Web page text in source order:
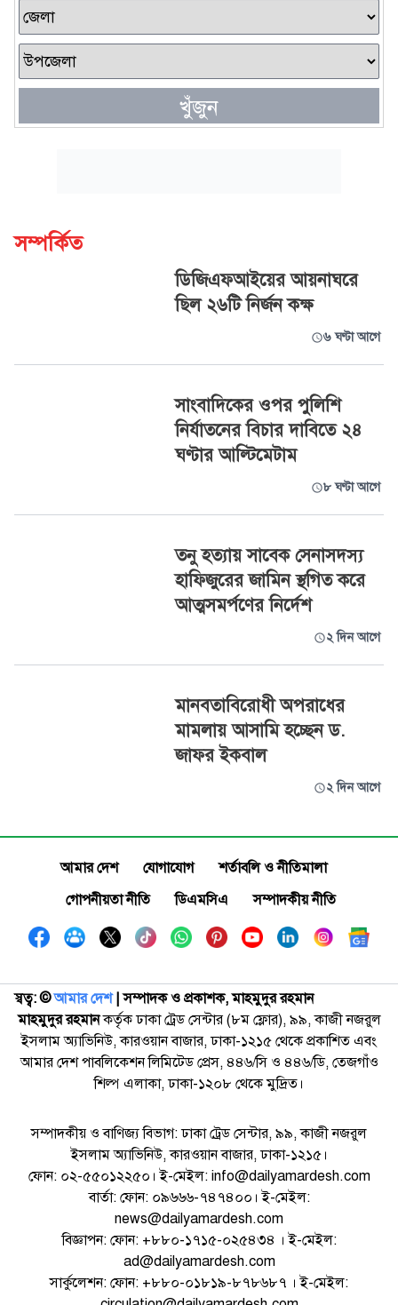
খুঁজুন
সম্পর্কিত
ডিজিএফআইয়ের আয়নাঘরে
ছিল ২৬টি নির্জন কক্ষ
৬ ঘণ্টা আগে
সাংবাদিকের ওপর পুলিশি
নির্যাতনের বিচার দাবিতে ২৪
ঘণ্টার আল্টিমেটাম
৮ ঘণ্টা আগে
তনু হত্যায় সাবেক সেনাসদস্য
হাফিজুরের জামিন স্থগিত করে
আত্মসমর্পণের নির্দেশ
২ দিন আগে
মানবতাবিরোধী অপরাধের
মামলায় আসামি হচ্ছেন ড.
জাফর ইকবাল
২ দিন আগে
আমার দেশ যোগাযোগ
শর্তাবলি ও নীতিমালা
গোপনীয়তা নীতি
ডিএমসিএ সম্পাদকীয় নীতি
স্বত্ব: ©️আমার দেশ| সম্পাদক ও প্রকাশক, মাহমুদুর রহমান
মাহমুদুর রহমানকর্তৃক ঢাকা ট্রেড সেন্টার (৮ম ফ্লোর), ৯৯, কাজী নজরুল
ইসলাম অ্যাভিনিউ, কারওয়ান বাজার, ঢাকা-১২১৫ থেকে প্রকাশিত এবং
আমার দেশ পাবলিকেশন লিমিটেড প্রেস, ৪৪৬/সি ও ৪৪৬/ডি, তেজগাঁও
শিল্প এলাকা, ঢাকা-১২০৮ থেকে মুদ্রিত।
সম্পাদকীয় ও বাণিজ্য বিভাগ: ঢাকা ট্রেড সেন্টার, ৯৯, কাজী নজরুল
ইসলাম অ্যাভিনিউ, কারওয়ান বাজার, ঢাকা-১২১৫।
ফোন: ০২-৫৫০১২২৫০। ই-মেইল: info@dailyamardesh.com
বার্তা: ফোন: ০৯৬৬৬-৭৪৭৪০০। ই-মেইল:
news@dailyamardesh.com
বিজ্ঞাপন: ফোন: +৮৮০-১৭১৫-০২৫৪৩৪ । ই-মেইল:
ad@dailyamardesh.com
সার্কুলেশন: ফোন: +৮৮০-০১৮১৯-৮৭৮৬৮৭ । ই-মেইল: